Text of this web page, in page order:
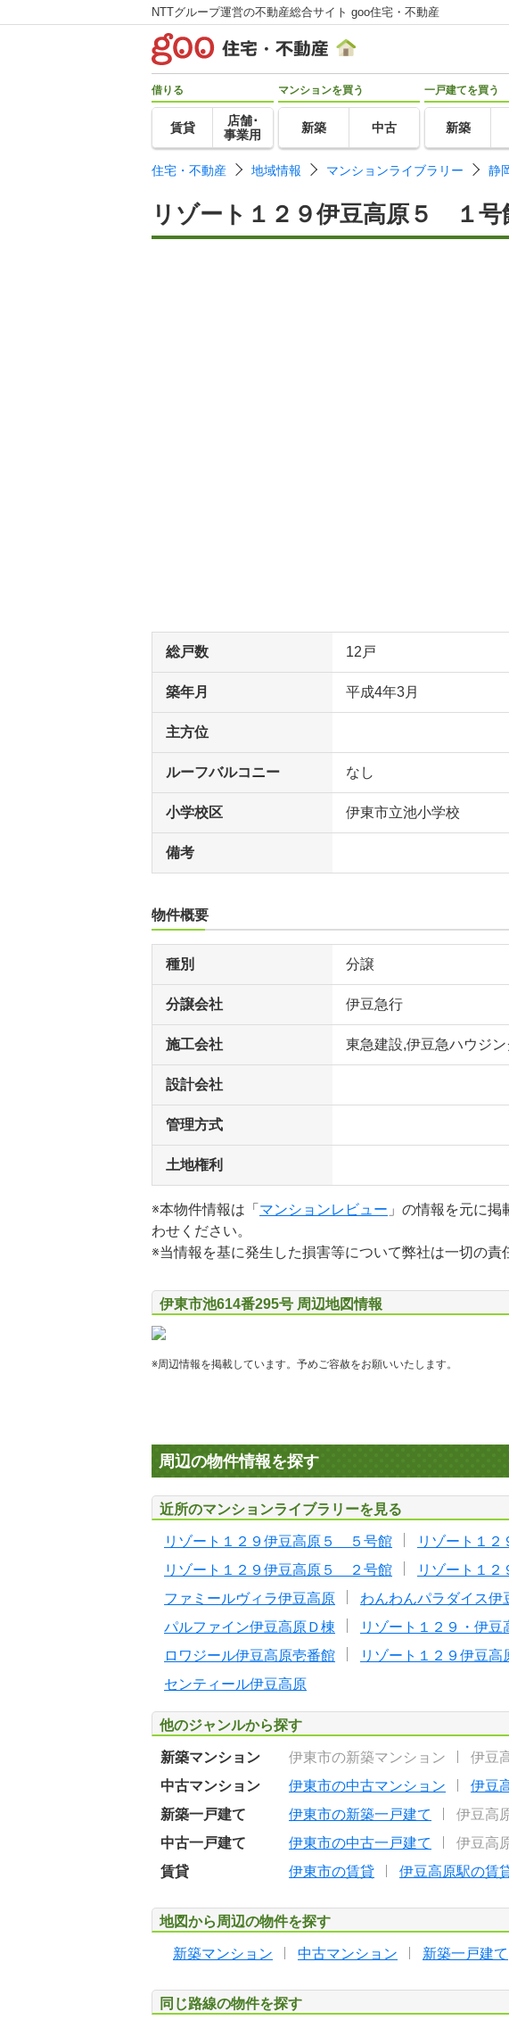
NTTグループ運営の不動産総合サイト goo住宅・不動産
借りる
賃貸
店舗･
事業用
マンションを買う
新築 中古
一戸建てを買う
新築
住宅・不動産 地域情報 マンションライブラリー 静
リゾート１２９伊豆高原５ １号
総戸数 12戸
築年月 平成4年3月
主方位
ルーフバルコニー なし
小学校区 伊東市立池小学校
備考
物件概要
種別 分譲
分譲会社 伊豆急行
施工会社 東急建設,伊豆急ハウジン
設計会社
管理方式
土地権利
※本物件情報は「 マンションレビュー 」の情報を元に
わせください。
※当情報を基に発生した損害等について弊社は一切の責
伊東市池614番295号 周辺地図情報
※周辺情報を掲載しています。予めご容赦をお願いいたします。
周辺の物件情報を探す
近所のマンションライブラリーを見る
リゾート１２９伊豆高原５ ５号館 リゾート１
リゾート１２９伊豆高原５ ２号館
リゾート１２
ファミールヴィラ伊豆高原
わんわんパラダイス伊
パルファイン伊豆高原Ｄ棟
リゾート１２９・伊豆
ロワジール伊豆高原壱番館
リゾート１２９伊豆高
センティール伊豆高原
他のジャンルから探す
新築マンション 伊東市の新築マンション
伊豆
中古マンション
伊東市の中古マンション
伊豆
新築一戸建て
伊東市の新築一戸建て
伊豆高
中古一戸建て
伊東市の中古一戸建て
伊豆高
賃貸
伊東市の賃貸 伊豆高原駅の賃
地図から周辺の物件を探す
新築マンション 中古マンション 新築一戸建て
同じ路線の物件を探す